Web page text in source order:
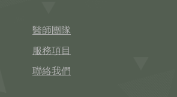
醫師團隊
服務項目
聯絡我們